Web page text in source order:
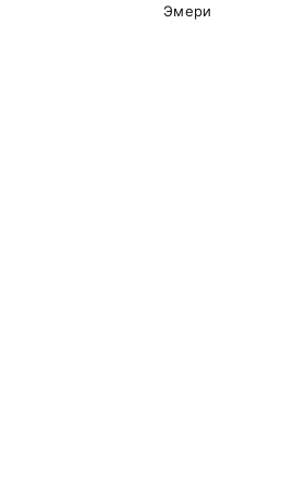
Эмери